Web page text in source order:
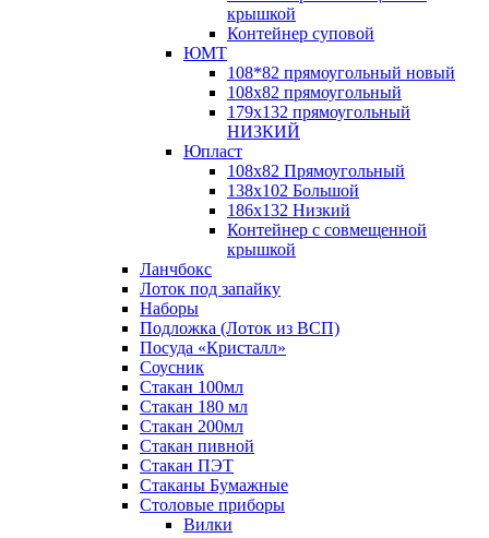
крышкой
Контейнер суповой
ЮМТ
108*82 прямоугольный новый
108х82 прямоугольный
179х132 прямоугольный
НИЗКИЙ
Юпласт
108х82 Прямоугольный
138х102 Большой
186х132 Низкий
Контейнер с совмещенной
крышкой
Ланчбокс
Лоток под запайку
Наборы
Подложка (Лоток из ВСП)
Посуда «Кристалл»
Соусник
Стакан 100мл
Стакан 180 мл
Стакан 200мл
Стакан пивной
Стакан ПЭТ
Стаканы Бумажные
Столовые приборы
Вилки